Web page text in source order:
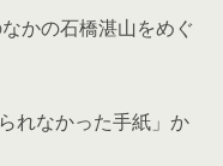
かの石橋湛山をめぐ
れなかった手紙」か